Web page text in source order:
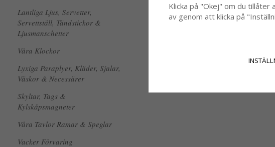
Lantliga Ljus, Servetter,
Servettställ, Tändstickor &
Ljusmanschetter
Våra Klockor
Lyxiga Paraplyer, Kläder, Sjalar,
Väskor & Necessärer
Skyltar, Tags &
Kylskåpsmagneter
Våra Tavlor Ramar & Speglar
Vacker Förvaring
Klicka på "Okej" om du tillåter
av genom att klicka på